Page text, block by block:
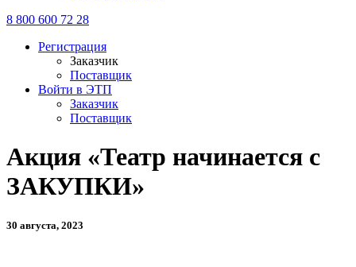
8 800 600 72 28
Регистрация
Заказчик
Поставщик
Войти в ЭТП
Заказчик
Поставщик
Акция «Театр начинается с
ЗАКУПКИ»
30 августа, 2023